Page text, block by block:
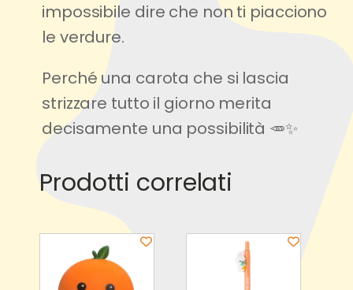
impossibile dire che non ti piacciono
le verdure.
Perché una carota che si lascia
strizzare tutto il giorno merita
decisamente una possibilità 🥕✨
Prodotti correlati